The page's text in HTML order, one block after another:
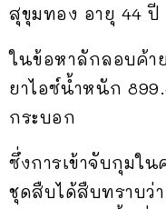
สุขุมทอง อายุ 44 ปี
ในข้อหาลักลอบค้า
ยาไอซ์น้ำหนัก
กระบอก
ซึ่งการเข้าจับกุมใ
ชุดสืบได้สืบทราบว่